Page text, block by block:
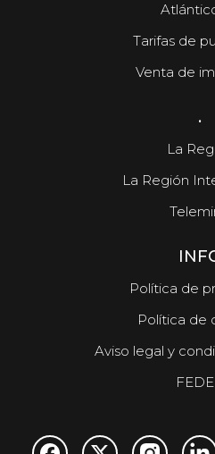
Tarifas de
Venta de
.
La
La Región
Política de
Política de
Aviso legal y